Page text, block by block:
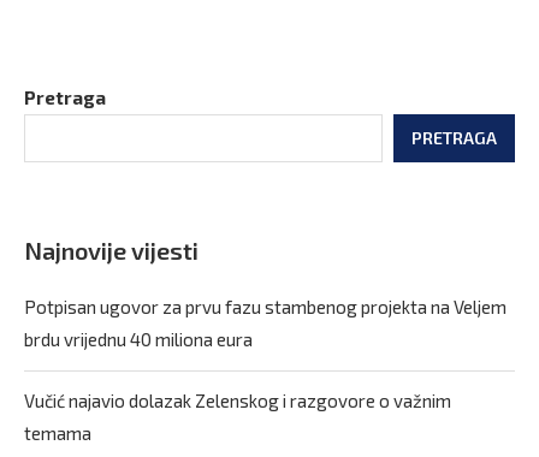
Pretraga
PRETRAGA
Najnovije vijesti
Potpisan ugovor za prvu fazu stambenog projekta na Veljem
brdu vrijednu 40 miliona eura
Vučić najavio dolazak Zelenskog i razgovore o važnim
temama